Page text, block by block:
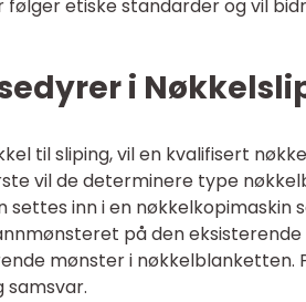
etiske standarder og vil
i
til sliping, vil en kvalifisert
vil de determinere type
settes inn i en
på den
mønster i nøkkelblanketten.
samsvar.